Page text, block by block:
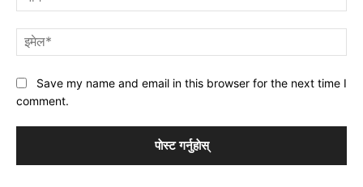
Save my name and email in this browser for the next time I
comment.